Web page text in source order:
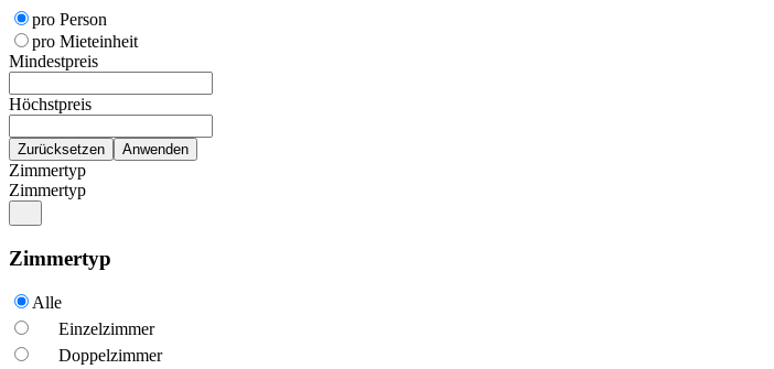
pro Person
pro Mieteinheit
Mindestpreis
Höchstpreis
Zimmertyp
Zimmertyp
Zimmertyp
Alle
Einzelzimmer
Doppelzimmer